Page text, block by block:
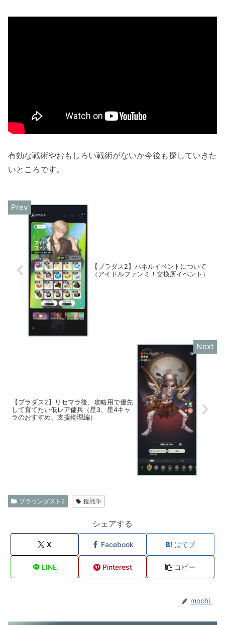
有効な戦術やおもしろい戦術がないか今後も探していきた
いところです。
【ブラダス2】パネルイベントについて
（アイドルファンミ！交換所イベント）
【ブラダス2】リセマラ後、攻略用で優先
して育てたい低レア傭兵（星3、星4キャ
ラのおすすめ、支援物理編）
ブラウンダスト2 鏡戦争
シェアする
X Facebook はてブ
LINE Pinterest コピー
mochi.